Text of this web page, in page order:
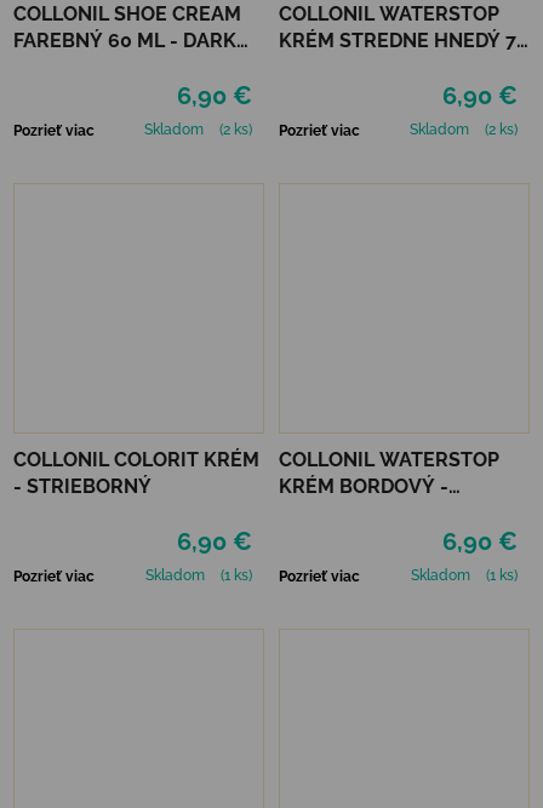
COLLONIL SHOE CREAM
FAREBNÝ 60 ML - DARK
6,90 €
Pozrieť viac Skladom (2 ks)
COLLONIL WATERSTOP
KRÉM STREDNE HNEDÝ 75
6,90 €
Pozrieť viac Skladom (2 ks)
COLLONIL COLORIT KRÉM
- STRIEBORNÝ
6,90 €
Pozrieť viac Skladom (1 ks)
COLLONIL WATERSTOP
KRÉM BORDOVÝ -
6,90 €
Pozrieť viac Skladom (1 ks)